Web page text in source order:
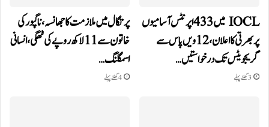
IOCL میں 433 اپرنٹس آسامیوں
پر بھرتی کا اعلان، 12ویں پاس سے
گریجویٹس تک درخواستیں…
3 گھنٹے پہلے
پرتگال میں ملازمت کا جھانسہ،ناگپور کی
خاتون سے 11 لاکھ روپے کی ٹھگی، انسانی
اسمگلنگ…
4 گھنٹے پہلے